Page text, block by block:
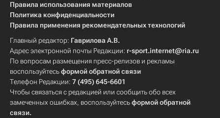
Правила использования материалов
Политика конфиденциальности
Правила применения рекомендательных технологий
Главный редактор: Гаврилова А.В.
Адрес электронной почты Редакции: r-sport.internet@ria.ru
По вопросам размещения пресс-релизов и рекламы
воспользуйтесьформой обратной связи
Телефон Редакции: 7 (495) 645-6601
Чтобы связаться с редакцией или сообщить обо всех
замеченных ошибках, воспользуйтесьформой обратной
связи.